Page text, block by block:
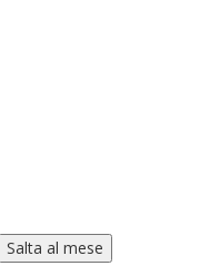
Salta al mese